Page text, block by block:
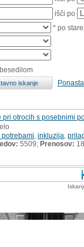
išči po
* po
otrocih s posebnimi
inkluzija
5509; Prenosov: